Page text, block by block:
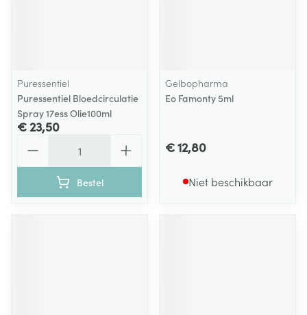
Puressentiel
Puressentiel Bloedcirculatie
Spray 17ess Olie100ml
€ 23,50
Bestel
Gelbopharma
Eo Famonty 5ml
€ 12,80
Niet beschikbaar